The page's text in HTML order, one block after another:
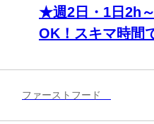
★週2日・1日2h
OK！スキマ時間
ファーストフード